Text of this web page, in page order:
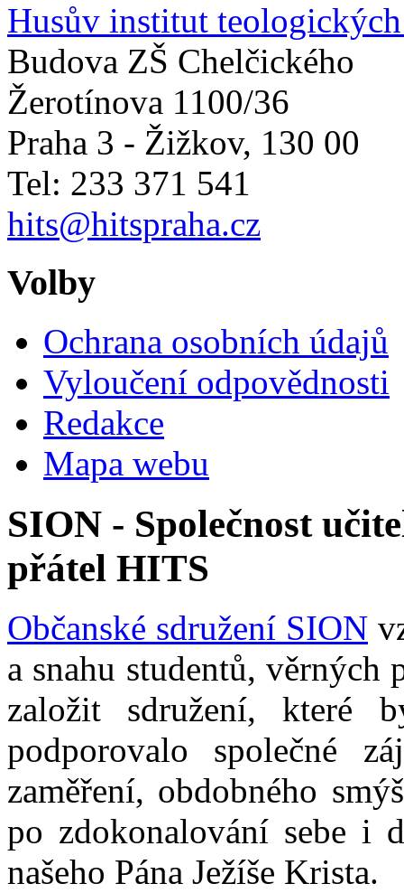
Husův institut
Budova ZŠ Chelčického
Žerotínova 1100/36
Praha 3 - Žižkov, 130 00
Tel: 233 371 541
hits@hitspraha.cz
Volby
Ochrana osobních údajů
Vyloučení odpovědnosti
Redakce
Mapa webu
SION - Společnost
přátel HITS
Občanské sdružení SION
a snahu studentů, věrných
založit sdružení, které
podporovalo společné
zaměření, obdobného
po zdokonalování sebe i
našeho Pána Ježíše Krista.